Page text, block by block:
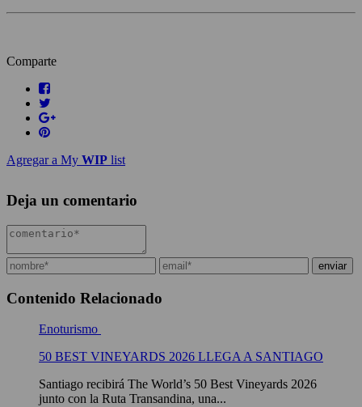
Comparte
Agregar a My WIP list
Deja un comentario
Contenido Relacionado
Enoturismo
50 BEST VINEYARDS 2026 LLEGA A SANTIAGO
Santiago recibirá The World’s 50 Best Vineyards 2026
junto con la Ruta Transandina, una...